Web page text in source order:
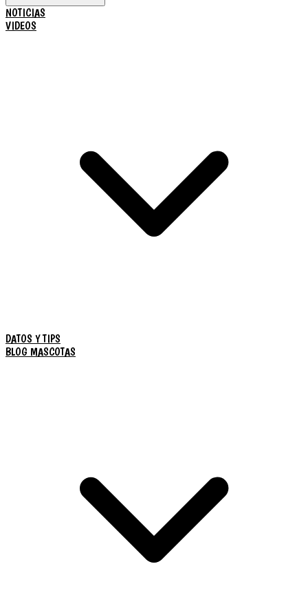
NOTICIAS
VIDEOS
DATOS Y TIPS
BLOG MASCOTAS